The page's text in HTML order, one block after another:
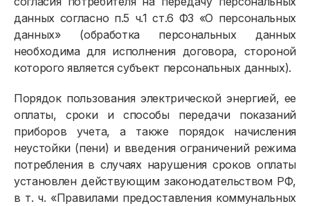
данных согласно п.5 ч.1 ст.6 ФЗ «О персональных
данных» (обработка персональных данных
необходима для исполнения договора, стороной
которого является субъект персональных данных).
Порядок пользования электрической энергией, ее
оплаты, сроки и способы передачи показаний
приборов учета, а также порядок начисления
неустойки (пени) и введения ограничений режима
потребления в случаях нарушения сроков оплаты
установлен действующим законодательством РФ,
в т. ч. «Правилами предоставления коммунальных
Физическим лицам
Договор энергоснабжения
Расчёты и оплата
Приборы учёта и показания